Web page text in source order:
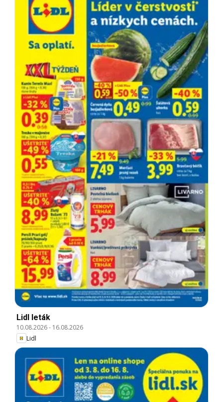
Lidl leták
10.08.2026- 16.08.2026
Lidl